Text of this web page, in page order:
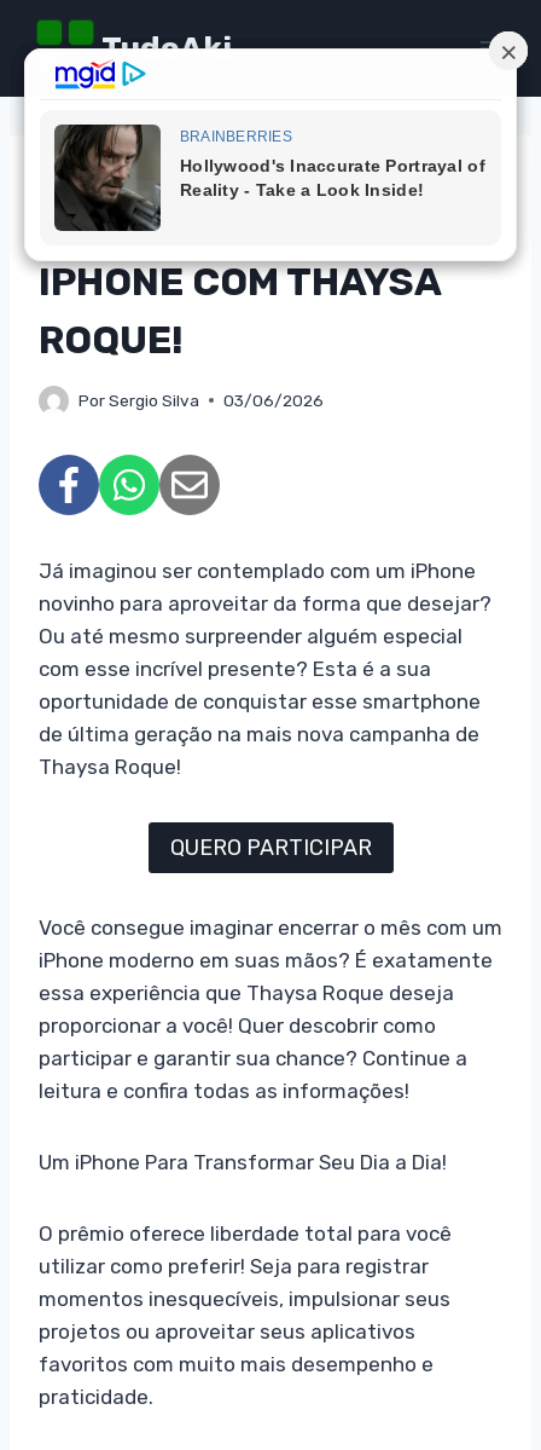
Pular
para
TudoAki
CAMPANHAS
CONCORRA A UM
IPHONE COM THAYSA
ROQUE!
PorSergio Silva 03/06/2026
Já imaginou ser contemplado com um iPhone
novinho para aproveitar da forma que desejar?
Ou até mesmo surpreender alguém especial
com esse incrível presente? Esta é a sua
oportunidade de conquistar esse smartphone
de última geração na mais nova campanha de
Thaysa Roque!
QUERO PARTICIPAR
Você consegue imaginar encerrar o mês com um
iPhone moderno em suas mãos? É exatamente
essa experiência que Thaysa Roque deseja
proporcionar a você! Quer descobrir como
participar e garantir sua chance? Continue a
leitura e confira todas as informações!
Um iPhone Para Transformar Seu Dia a Dia!
O prêmio oferece liberdade total para você
utilizar como preferir! Seja para registrar
momentos inesquecíveis, impulsionar seus
projetos ou aproveitar seus aplicativos
favoritos com muito mais desempenho e
praticidade.